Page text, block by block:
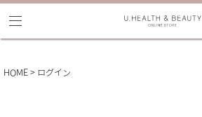
HOME ログイン